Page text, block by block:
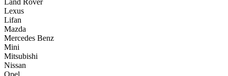
Lexus
Lifan
Mazda
Mercedes Benz
Mini
Mitsubishi
Nissan
Opel